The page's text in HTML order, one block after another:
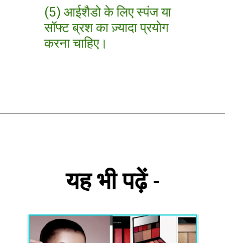
(5) आईशैडो के लिए स्पंज या
सॉफ्ट ब्रश का ज़्यादा प्रयोग
करना चाहिए।
यह भी पढ़ें-